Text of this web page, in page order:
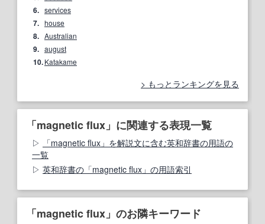
6. services
7. house
8. Australian
9. august
10.Katakame
もっとランキングを見る
「magnetic flux」に関連する表現一覧
「magnetic flux」を解説文に含む英和辞書の用語の
一覧
英和辞書の「magnetic flux」の用語索引
「magnetic flux」のお隣キーワード